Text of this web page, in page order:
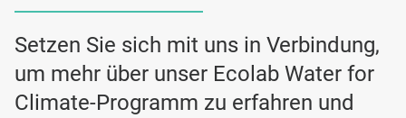
Setzen Sie sich mit uns in Verbindung,
um mehr über unser Ecolab Water for
Climate-Programm zu erfahren und